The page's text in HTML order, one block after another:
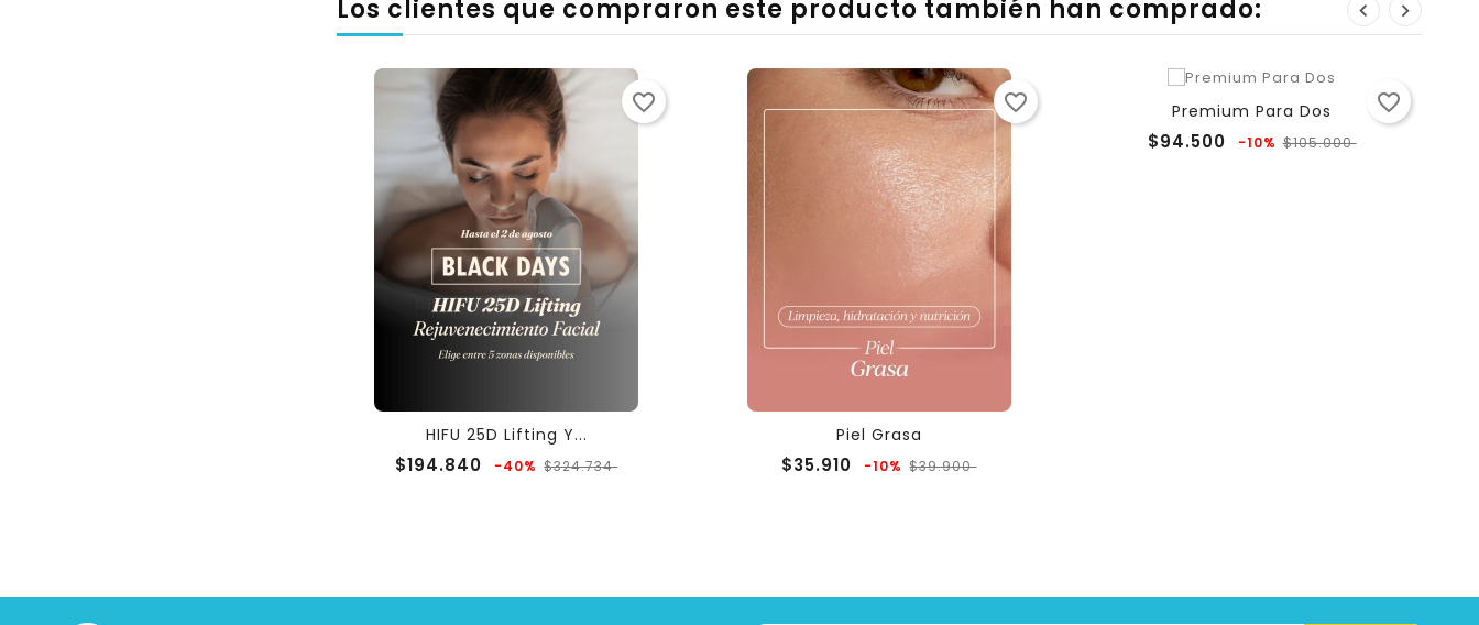
Los clientes que compraron este producto también han comprado:
HIFU 25D Lifting Y...
$194.840
Precio
-40% $324.734Precio
favorite_border
Piel Grasa
$35.910
Precio
-10% $39.900Precio
favorite_border Premium Para Dos
$94.500
Precio
-10% $105.000Precio
favorite_border